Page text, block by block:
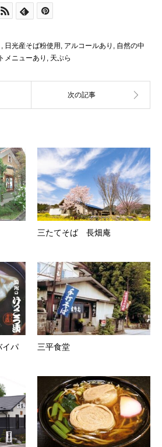
, 日光産そば粉使用 , アルコールあり , 自然の中
メニューあり , 天ぷら
三たてそば 長畑庵
パ
三平食堂